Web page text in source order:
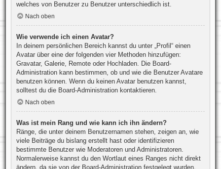
welches von Benutzer zu Benutzer unterschiedlich ist.
Nach oben
Wie verwende ich einen Avatar?
In deinem persönlichen Bereich kannst du unter „Profil“ einen
Avatar über eine der folgenden vier Methoden hinzufügen:
Gravatar, Galerie, Remote oder Hochladen. Die Board-
Administration kann bestimmen, ob und wie die Benutzer Avatare
benutzen können. Wenn du keinen Avatar benutzen kannst,
solltest du die Board-Administration kontaktieren.
Nach oben
Was ist mein Rang und wie kann ich ihn ändern?
Ränge, die unter deinem Benutzernamen stehen, zeigen an, wie
viele Beiträge du bislang erstellt hast oder identifizieren
bestimmte Benutzer wie Moderatoren und Administratoren.
Normalerweise kannst du den Wortlaut eines Ranges nicht direkt
ändern, da sie von der Board-Administration festgelegt wurden.